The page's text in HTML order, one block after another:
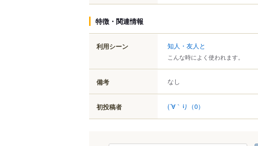
特徴・関連情報
利用シーン 知人・友人と
こんな時によく使われます。
備考 なし
初投稿者 (´∀｀り （0）